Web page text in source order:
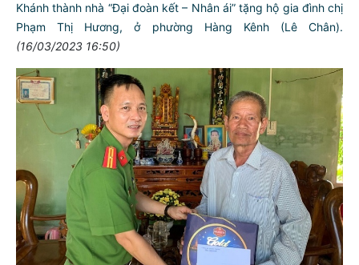
Khánh thành nhà “Đại đoàn kết – Nhân ái” tặng hộ gia đình chị
Phạm Thị Hương, ở phường Hàng Kênh (Lê Chân).
(16/03/2023 16:50)